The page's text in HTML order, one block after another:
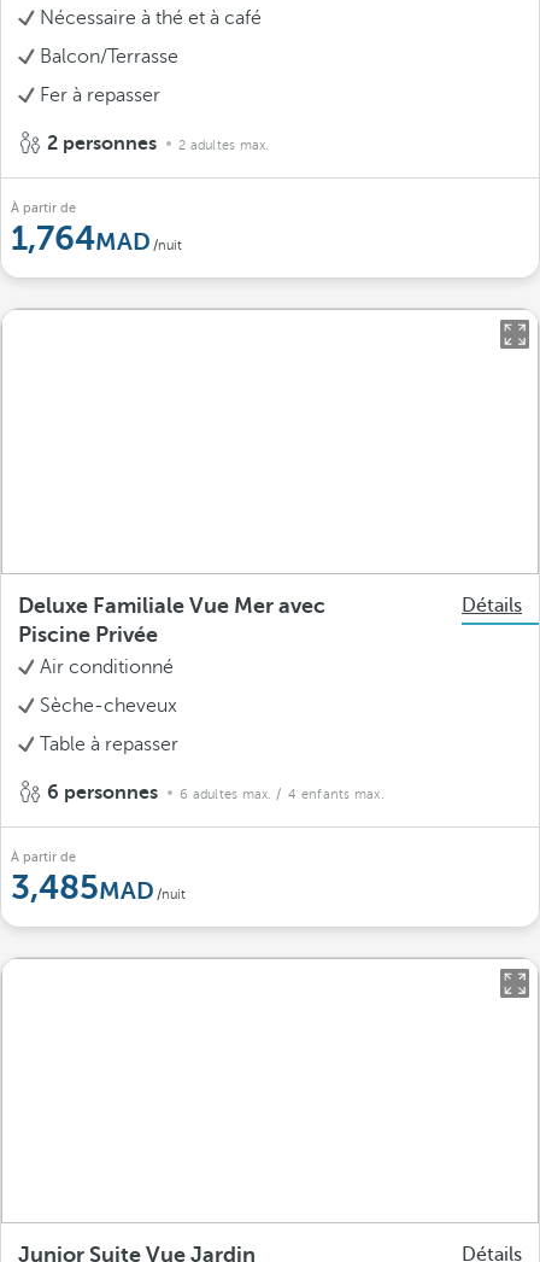
Nécessaire à thé et à café
Balcon/Terrasse
Fer à repasser
2 personnes 2 adultes max.
À partir de
1,764 /nuit
Deluxe Familiale Vue Mer avec
Piscine Privée
Détails
Air conditionné
Sèche-cheveux
Table à repasser
6 personnes 6 adultes max. / 4 enfants max.
À partir de
3,485 /nuit
Junior Suite Vue Jardin Détails